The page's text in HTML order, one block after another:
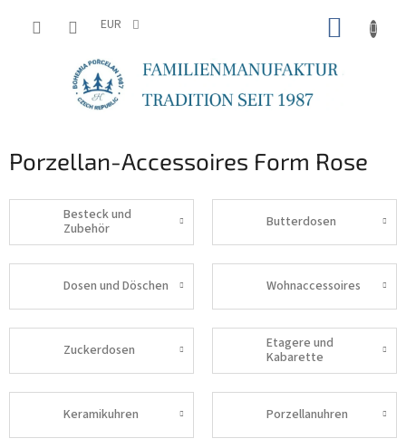
EUR
Porzellan-Accessoires Form Rose
Besteck und
Zubehör
Butterdosen
Dosen und Döschen Wohnaccessoires
Zuckerdosen
Etagere und
Kabarette
Keramikuhren Porzellanuhren